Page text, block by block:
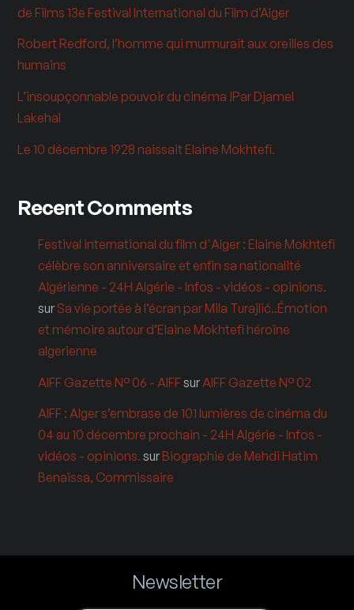
de Films 13e Festival International du Film d’Alger
Robert Redford, l’homme qui murmurait aux oreilles des
humains
L’insoupçonnable pouvoir du cinéma !Par Djamel
Lakehal
Le 10 décembre 1928 naissait Elaine Mokhtefi.
Recent Comments
Festival international du film d'Alger : Elaine Mokhtefi
célèbre son anniversaire et enfin sa nationalité
Algérienne - 24H Algérie - Infos - vidéos - opinions.
sur Sa vie portée à l’écran par Mila Turajlić..Émotion
et mémoire autour d’Elaine Mokhtefi héroïne
algerienne
AIFF Gazette N° 06 - AIFFsur AIFF Gazette N° 02
AIFF : Alger s’embrase de 101 lumières de cinéma du
04 au 10 décembre prochain - 24H Algérie - Infos -
vidéos - opinions. sur Biographie de Mehdi Hatim
Benaïssa, Commissaire
Newsletter